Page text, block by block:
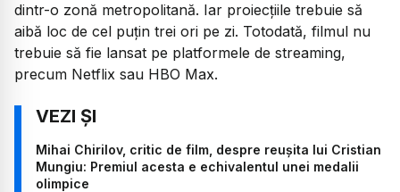
dintr-o zonă metropolitană. Iar proiecțiile trebuie să
aibă loc de cel puțin trei ori pe zi. Totodată, filmul nu
trebuie să fie lansat pe platformele de streaming,
precum Netflix sau HBO Max.
Mihai Chirilov, critic de film, despre reușita lui Cristian
Mungiu: Premiul acesta e echivalentul unei medalii
olimpice